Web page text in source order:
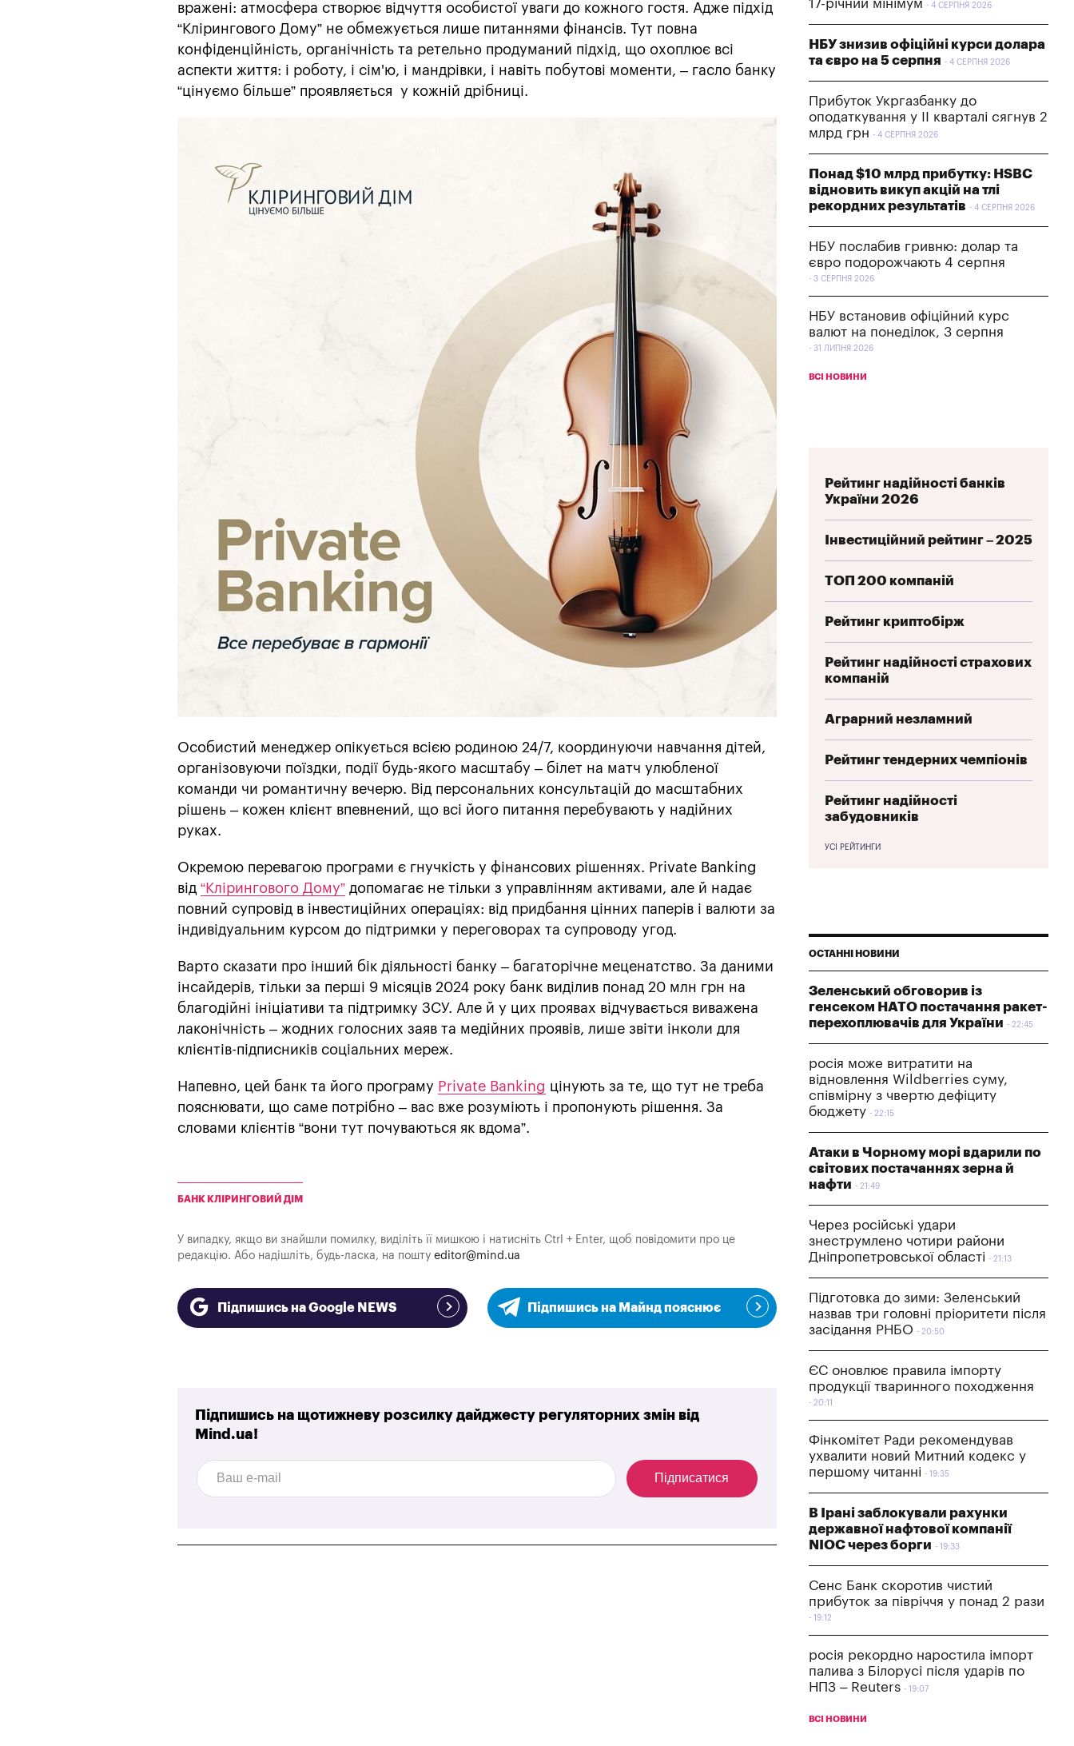
вражені: атмосфера створює відчуття особистої уваги до кожного гостя. Адже підхід
“Клірингового Дому” не обмежується лише питаннями фінансів. Тут повна
конфіденційність, органічність та ретельно продуманий підхід, що охоплює всі
аспекти життя: і роботу, і сім'ю, і мандрівки, і навіть побутові моменти, – гасло банку
“цінуємо більше” проявляється у кожній дрібниці.
Особистий менеджер опікується всією родиною 24/7, координуючи навчання дітей,
організовуючи поїздки, події будь-якого масштабу – білет на матч улюбленої
команди чи романтичну вечерю. Від персональних консультацій до масштабних
рішень – кожен клієнт впевнений, що всі його питання перебувають у надійних
руках.
Окремою перевагою програми є гнучкість у фінансових рішеннях. Private Banking
від “Клірингового Дому” допомагає не тільки з управлінням активами, але й надає
повний супровід в інвестиційних операціях: від придбання цінних паперів і валюти за
індивідуальним курсом до підтримки у переговорах та супроводу угод.
Варто сказати про інший бік діяльності банку – багаторічне меценатство. За даними
інсайдерів, тільки за перші 9 місяців 2024 року банк виділив понад 20 млн грн на
благодійні ініціативи та підтримку ЗСУ. Але й у цих проявах відчувається виважена
лаконічність – жодних голосних заяв та медійних проявів, лише звіти інколи для
клієнтів-підписників соціальних мереж.
Напевно, цей банк та його програму Private Banking цінують за те, що тут не треба
пояснювати, що саме потрібно – вас вже розуміють і пропонують рішення. За
словами клієнтів “вони тут почуваються як вдома”.
БАНК КЛІРИНГОВИЙ ДІМ
У випадку, якщо ви знайшли помилку, виділіть її мишкою і натисніть Ctrl + Enter, щоб повідомити про це
редакцію. Або надішліть, будь-ласка, на пошту editor@mind.ua
Підпишись на Google NEWS Підпишись на Майнд пояснює
Підпишись на щотижневу розсилку дайджесту регуляторних змін від
Mind.ua!
Підписатися
17-річний мінімум
4 СЕРПНЯ 2026
НБУ знизив офіційні курси долара
та євро на 5 серпня
4 СЕРПНЯ 2026
Прибуток Укргазбанку до
оподаткування у II кварталі сягнув 2
млрд грн
4 СЕРПНЯ 2026
Понад $10 млрд прибутку: HSBC
відновить викуп акцій на тлі
рекордних результатів
4 СЕРПНЯ 2026
НБУ послабив гривню: долар та
євро подорожчають 4 серпня
3 СЕРПНЯ 2026
НБУ встановив офіційний курс
валют на понеділок, 3 серпня
31 ЛИПНЯ 2026
ВСІ НОВИНИ
Рейтинг надійності банків
України 2026
Інвестиційний рейтинг – 2025
ТОП 200 компаній
Рейтинг криптобірж
Рейтинг надійності страхових
компаній
Аграрний незламний
Рейтинг тендерних чемпіонів
Рейтинг надійності
забудовників
УСІ РЕЙТИНГИ
ОСТАННІ НОВИНИ
Зеленський обговорив із
генсеком НАТО постачання ракет-
перехоплювачів для України
22:45
росія може витратити на
відновлення Wildberries суму,
співмірну з чвертю дефіциту
бюджету
22:15
Атаки в Чорному морі вдарили по
світових постачаннях зерна й
нафти
21:49
Через російські удари
знеструмлено чотири райони
Дніпропетровської області
21:13
Підготовка до зими: Зеленський
назвав три головні пріоритети після
засідання РНБО
20:50
ЄС оновлює правила імпорту
продукції тваринного походження
20:11
Фінкомітет Ради рекомендував
ухвалити новий Митний кодекс у
першому читанні
19:35
В Ірані заблокували рахунки
державної нафтової компанії
NIOC через борги
19:33
Сенс Банк скоротив чистий
прибуток за півріччя у понад 2 рази
19:12
росія рекордно наростила імпорт
палива з Білорусі після ударів по
НПЗ – Reuters
19:07
ВСІ НОВИНИ